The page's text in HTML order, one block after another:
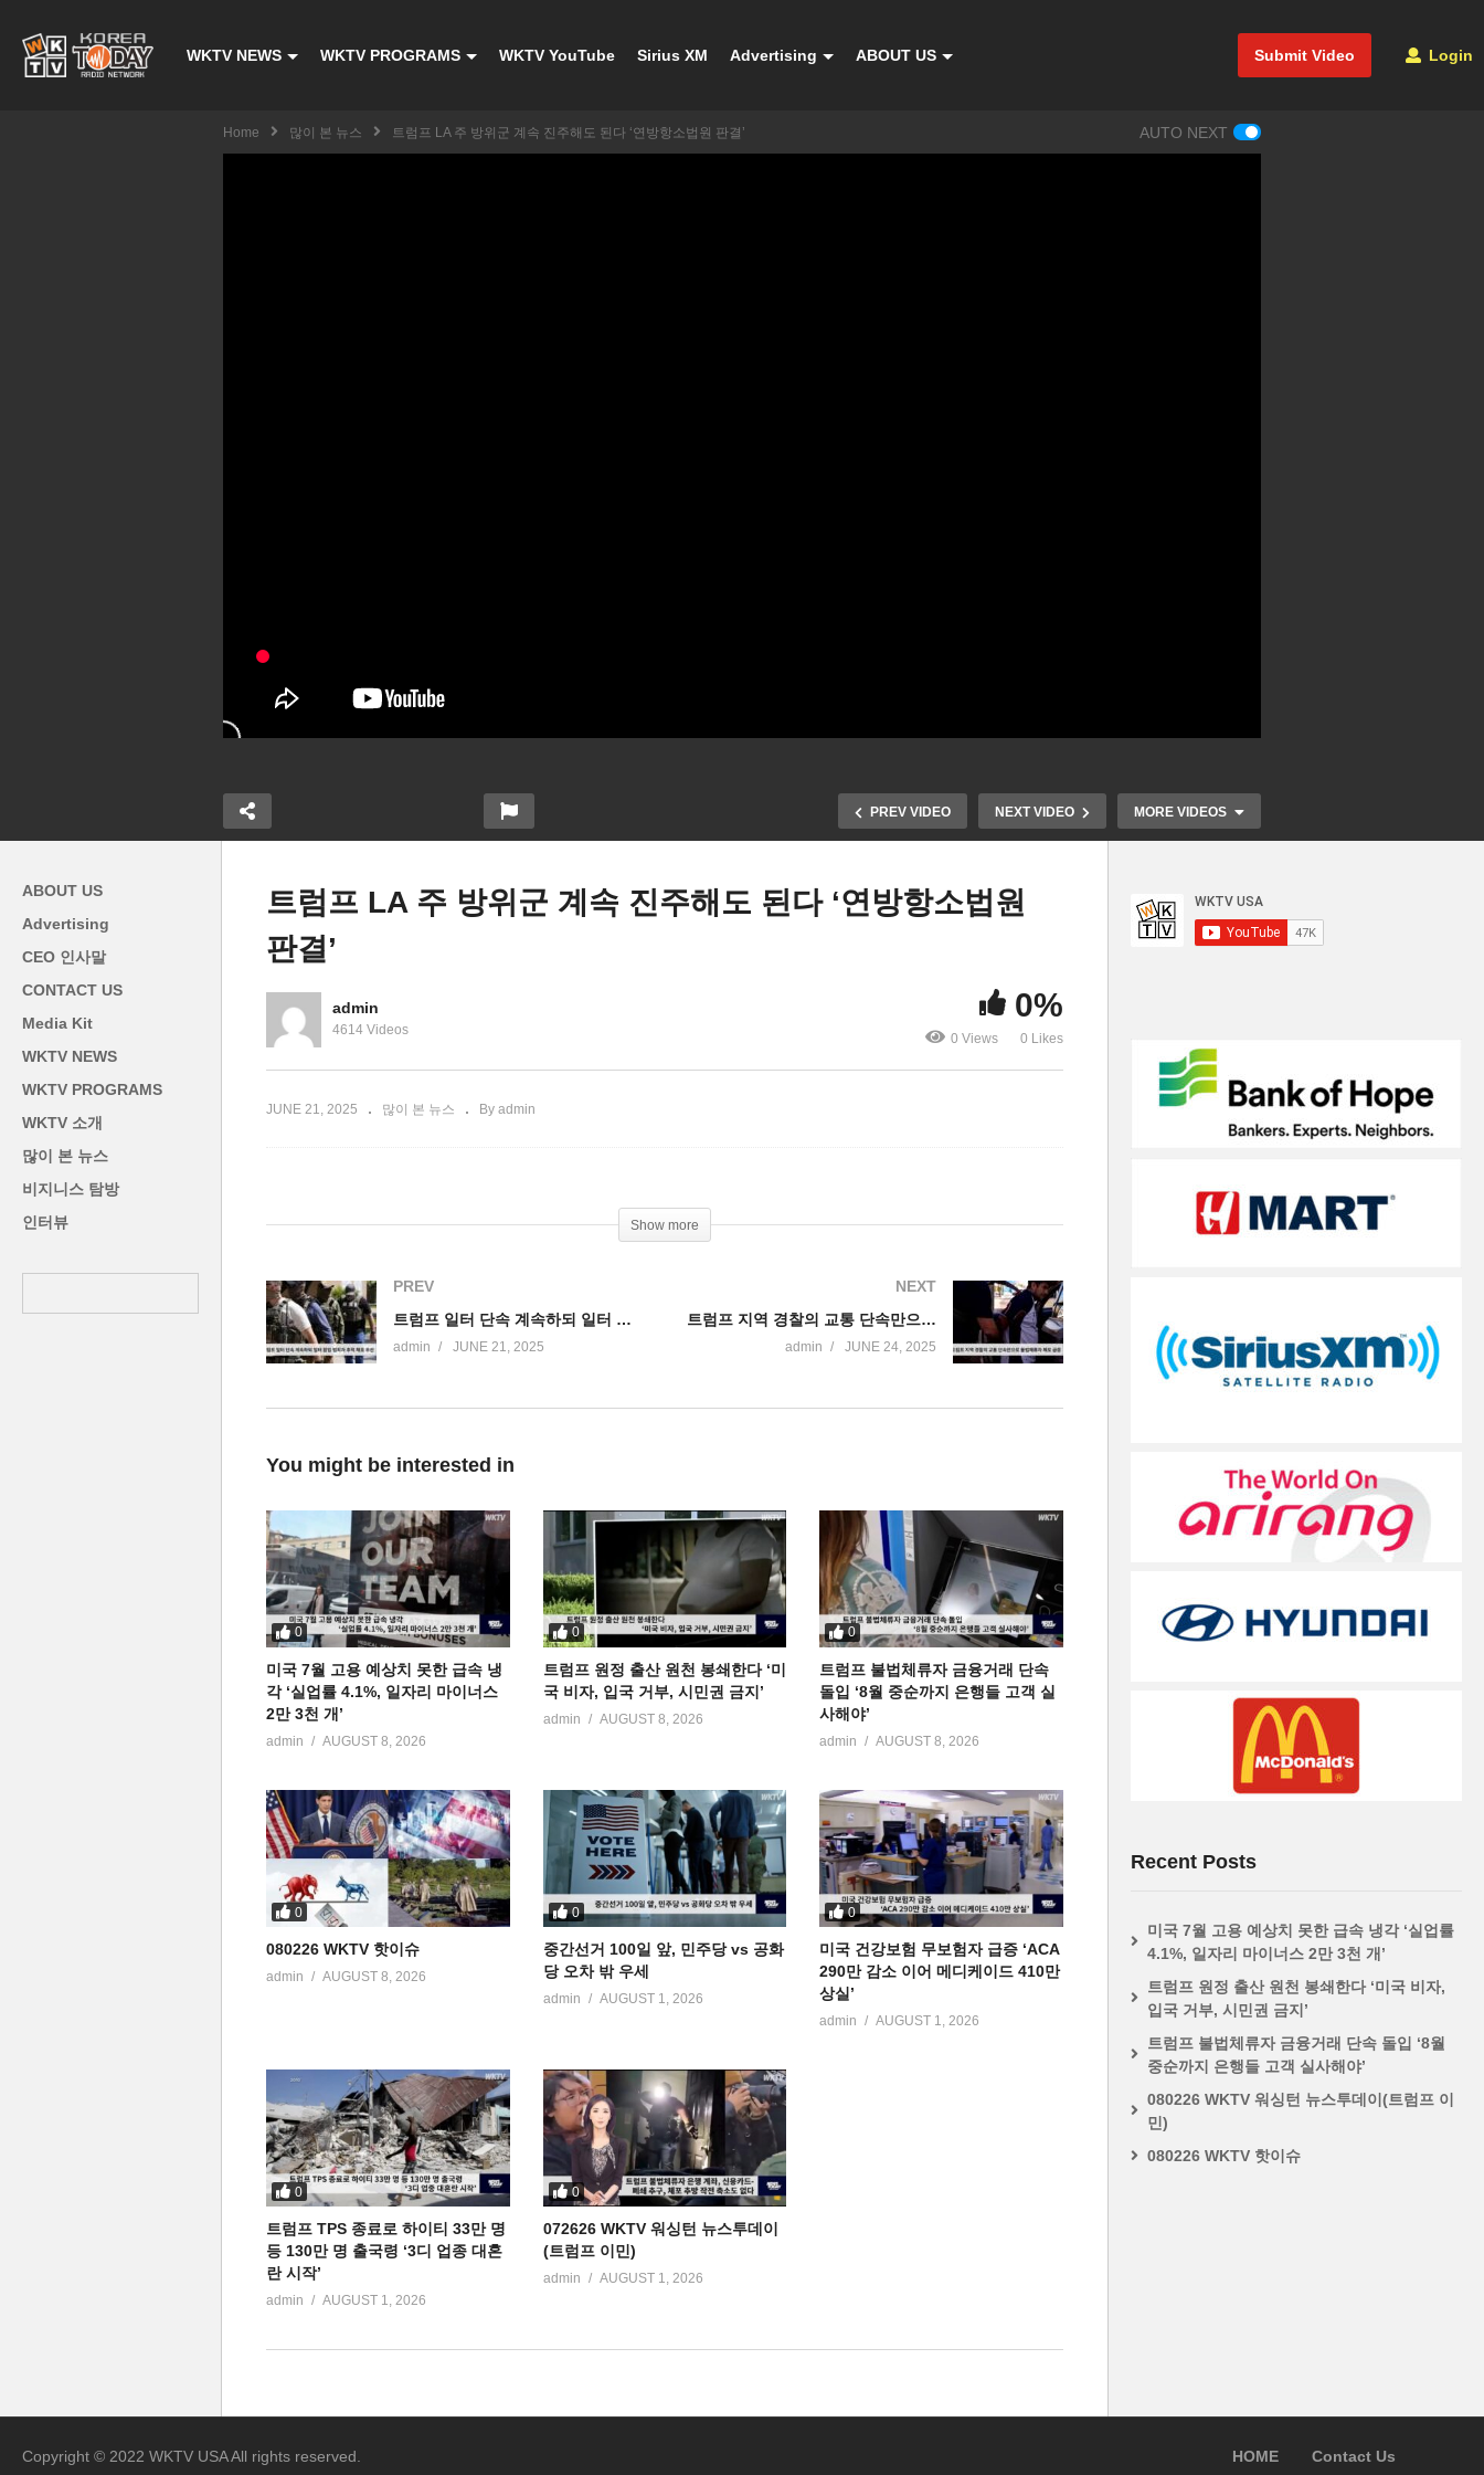
Submit Video Login
WKTV NEWS WKTV PROGRAMS WKTV YouTube Sirius XM Advertising ABOUT US
Home 많이 본 뉴스 트럼프 LA 주 방위군 계속 진주해도 된다 ‘연방항소법원 판결’ AUTO NEXT
PREV VIDEO NEXT VIDEO MORE VIDEOS
체류 종료,
ABOUT US
Advertising
CEO 인사말
CONTACT US
Media Kit
WKTV NEWS
WKTV PROGRAMS
WKTV 소개
많이 본 뉴스
비지니스 탐방
인터뷰
트럼프 LA 주 방위군 계속 진주해도 된다 ‘연방항소법원
판결’
admin
4614 Videos
0%
0 Views 0 Likes
JUNE 21, 2025 많이 본 뉴스 By admin
Show more
PREV
트럼프 일터 단속 계속하되 일터 잠입 범죄자 추적 체포 우선
admin JUNE 21, 2025
NEXT
트럼프 지역 경찰의 교통 단속만으로 불법체류자 체포 급증
admin JUNE 24, 2025
You might be interested in
0
미국 7월 고용 예상치 못한 급속 냉
각 ‘실업률 4.1%, 일자리 마이너스
2만 3천 개’
admin AUGUST 8, 2026
0
트럼프 원정 출산 원천 봉쇄한다 ‘미
국 비자, 입국 거부, 시민권 금지’
admin AUGUST 8, 2026
0
트럼프 불법체류자 금융거래 단속
돌입 ‘8월 중순까지 은행들 고객 실
사해야’
admin AUGUST 8, 2026
0
080226 WKTV 핫이슈
admin AUGUST 8, 2026
0
중간선거 100일 앞, 민주당 vs 공화
당 오차 밖 우세
admin AUGUST 1, 2026
0
미국 건강보험 무보험자 급증 ‘ACA
290만 감소 이어 메디케이드 410만
상실’
admin AUGUST 1, 2026
0
트럼프 TPS 종료로 하이티 33만 명
등 130만 명 출국령 ‘3디 업종 대혼
란 시작’
admin AUGUST 1, 2026
0
072626 WKTV 워싱턴 뉴스투데이
(트럼프 이민)
admin AUGUST 1, 2026
Recent Posts
미국 7월 고용 예상치 못한 급속 냉각 ‘실업률
4.1%, 일자리 마이너스 2만 3천 개’
트럼프 원정 출산 원천 봉쇄한다 ‘미국 비자,
입국 거부, 시민권 금지’
트럼프 불법체류자 금융거래 단속 돌입 ‘8월
중순까지 은행들 고객 실사해야’
080226 WKTV 워싱턴 뉴스투데이(트럼프 이
민)
080226 WKTV 핫이슈
Copyright © 2022 WKTV USA All rights reserved. HOME Contact Us